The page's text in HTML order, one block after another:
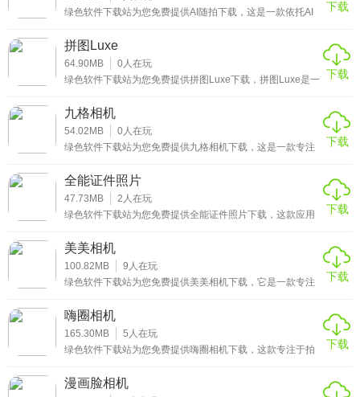
应用界面简洁直观，没有复杂的操作按钮。就算是第一次使
用的新手，也能快速掌握拍照和后期处理的基本操作。
2、节省后期处理时间
AI自动完成大部分后期工作，从场景优化到美颜修图，无需
的时间。
3、覆盖多场景拍摄需求
不管是日常记录生活、外出旅行拍风景，还是聚会时拍人像
合影，AI随拍都能满足你的拍摄需求，适配各种不同场景。
应用会记住你常用的特效、美颜参数等设置。下次打开时，
直接就能使用熟悉的配置，让拍摄过程更加顺畅。
5、社交平台一键分享
绿色软件下载站为您免费提供AI随拍下载，这是一款依托AI
个精彩瞬间。打开应用，你不用费心钻研复杂参数，AI会自
动识别当下的拍摄场景，不管是阳光下的花海、热闹的街头
巷尾，还是温馨的室内聚会，它都能快速调整曝光、白平衡
等设置，随手一拍就能拍出质感满满的照片。
下载
拼图Luxe
64.90MB 0人在玩
绿色软件下载站为您免费提供拼图Luxe下载，拼图Luxe是一
的多样需求，在绿色软件下载站就能找到它的免费安装包。
它拥有海报拼图、宫格拼图、长拼图等多种拼接模式，不管
是制作精致的社交分享图，还是整理旅行中的系列照片，都
能轻松搞定。
下载
九格相机
54.02MB 0人在玩
绿色软件下载站为您免费提供九格相机下载，这是一款专注
社交分享等功能于一体，能满足用户在社交媒体时代对于独
特影像表达的需求。在当下，越来越多的人喜欢在社交平台
分享生活瞬间，九宫格形式的内容凭借其规整的布局和强烈
的视觉冲击力，成为了热门的分享方式。
下载
全能证件照片
47.73MB 2 人在玩
绿色软件下载站为您免费提供全能证件照片下载，这款应用
证件照制作需求。无论是学生备考需要的考试证件照，职场
人士求职所需的商务证件照，还是办理各类政务业务的合规
证件照，它都能轻松胜任。
下载
美美相机
100.82MB 9 人在玩
绿色软件下载站为您免费提供美美相机下载，它是一款专注
自拍体验。在日常拍照中，很多人会被肤色不均、五官不够
立体等问题困扰，而这款应用搭载的先进AI美颜算法，能智
能识别五官并精准修饰，让每一张照片都呈现出自然透亮的
效果，轻松解决这些烦恼。
下载
嗨圈相机
165.30MB 5 人在玩
绿色软件下载站为您免费提供嗨圈相机下载，这款专注于拍
瞬间。打开应用，你可以直接用内置的高性能相机模块拍
摄，它支持高清画质输出，不管是日常随手拍还是精心构图
下载
漫画脸相机